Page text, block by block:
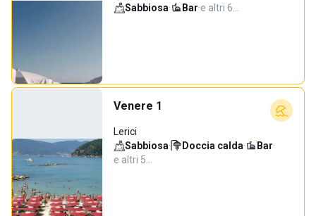
Sabbiosa· Bar·e altri 6…
Venere 1
Lerici
Sabbiosa· Doccia calda· Bar·
e altri 5…